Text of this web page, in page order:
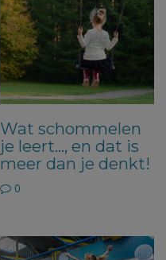
Wat schommelen
je leert…, en dat is
meer dan je denkt!
0